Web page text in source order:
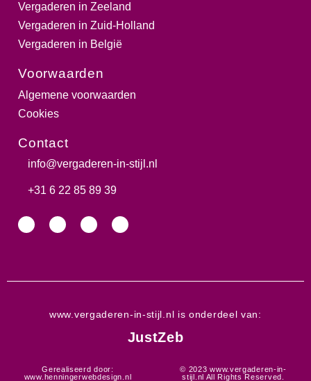
Vergaderen in Zeeland
Vergaderen in Zuid-Holland
Vergaderen in België
Voorwaarden
Algemene voorwaarden
Cookies
Contact
info@vergaderen-in-stijl.nl​
+31 6 22 85 89 39​
www.vergaderen-in-stijl.nl is onderdeel van:
JustZeb
Gerealiseerd door:
www.henningerwebdesign.nl
© 2023 www.vergaderen-in-
stijl.nl All Rights Reserved.